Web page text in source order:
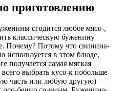
приготовлению
сгодится любое мясо-,
классическую буженину
Почему? Потому что свинина-
используется в этом блюде,
получается самая мягкая
выбрать кусо-к побольше
часть или любую другую) —